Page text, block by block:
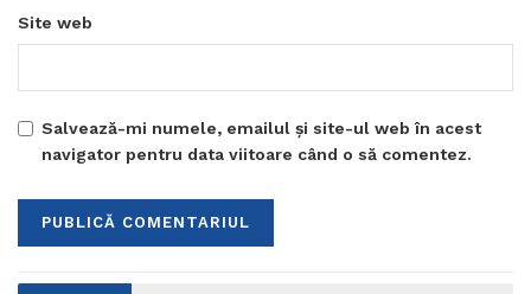
Site web
Salvează-mi numele, emailul și site-ul web în acest
navigator pentru data viitoare când o să comentez.